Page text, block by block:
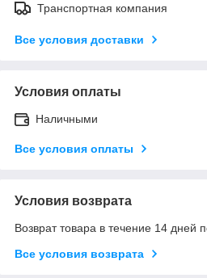
Транспортная компания
Все условия доставки
Условия оплаты
Наличными
Все условия оплаты
Условия возврата
Возврат товара в течение 14 дней
Все условия возврата